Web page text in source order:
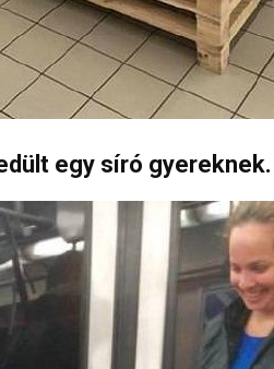
egy síró gyereknek.